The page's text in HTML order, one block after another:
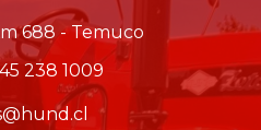
688 - Temuco
238 1009